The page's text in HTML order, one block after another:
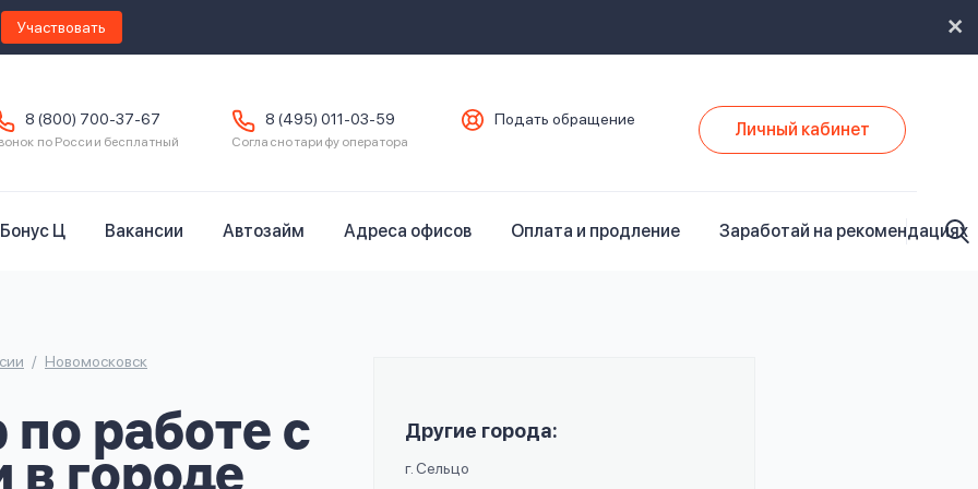
Участвовать
8 (800) 700-37-67
по России бесплатный
8 (495) 011-03-59
Согласно тарифу оператора
Подать обращение Личный кабинет
Бонус Ц Вакансии Автозайм Адреса офисов Оплата и продление Заработай на рекомендациях
Новомосковск
работе с
в городе
Другие города:
г. Сельцо